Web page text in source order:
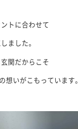
トに合わせて
ました。
関だからこそ
想いがこもっています。